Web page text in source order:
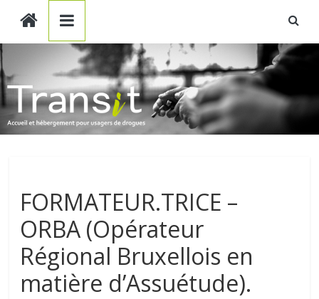
content
Transit
ASBL
Accueil
et
hébergement
pour
FORMATEUR.TRICE –
ORBA (Opérateur
Régional Bruxellois en
matière d’Assuétude).